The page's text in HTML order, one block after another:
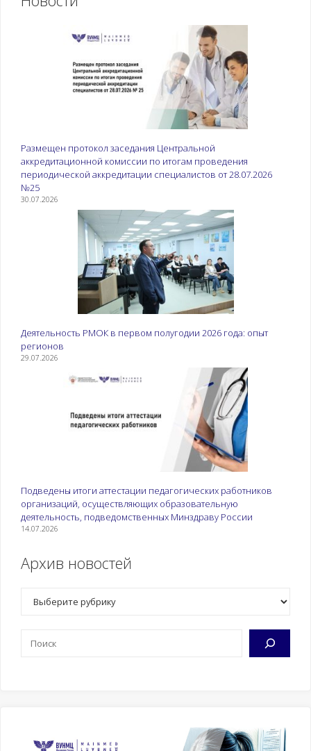
Размещен протокол заседания Центральной
аккредитационной комиссии по итогам проведения
периодической аккредитации специалистов от 28.07.2026
№25
30.07.2026
Деятельность РМОК в первом полугодии 2026 года: опыт
регионов
29.07.2026
Подведены итоги аттестации педагогических работников
организаций, осуществляющих образовательную
деятельность, подведомственных Минздраву России
14.07.2026
Архив новостей